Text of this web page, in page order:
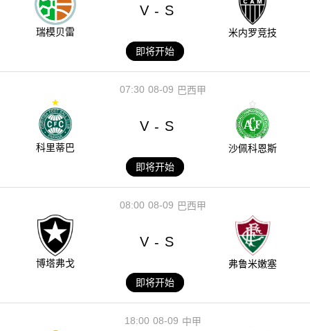
瑞模贝雷
V - S
米内罗竞技
即将开始
08-09
07:30 巴西甲
科里蒂巴
V - S
沙佩科恩斯
即将开始
08-09
08:00 巴西甲
博塔弗戈
V - S
弗鲁米嫩塞
即将开始
08-09
18:00 中甲